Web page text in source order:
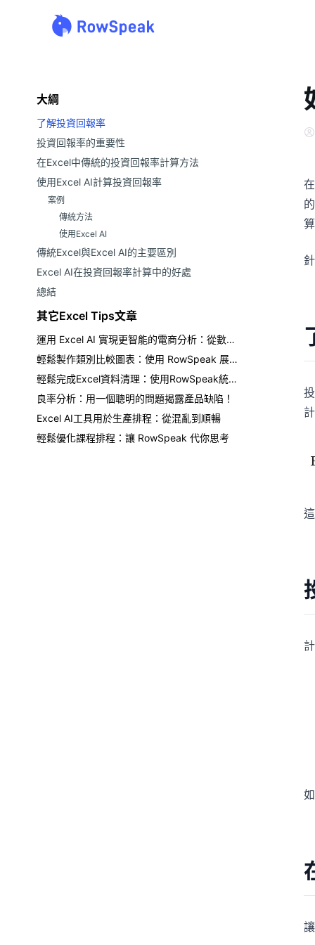
大綱
了解投資回報率
投資回報率的重要性
在Excel中傳統的投資回報率計算方法
使用Excel AI計算投資回報率
案例
傳統方法
使用Excel AI
傳統Excel與Excel AI的主要區別
Excel AI在投資回報率計算中的好處
總結
其它Excel Tips文章
運用 Excel AI 實現更智能的電商分析：從數據混亂到清晰洞察
輕鬆製作類別比較圖表：使用 RowSpeak 展現 Excel AI 的魔力
輕鬆完成Excel資料清理：使用RowSpeak統一格式
良率分析：用一個聰明的問題揭露產品缺陷！
Excel AI工具用於生產排程：從混亂到順暢
輕鬆優化課程排程：讓 RowSpeak 代你思考